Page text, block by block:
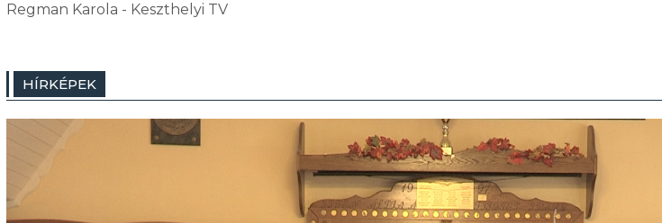
Regman Karola - Keszthelyi TV
HÍRKÉPEK